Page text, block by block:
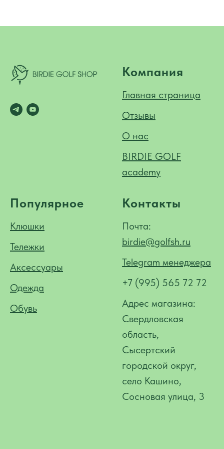
Компания
Главная страница
Отзывы
О нас
BIRDIE GOLF
academy
Популярное
Клюшки
Тележки
Аксессуары
Одежда
Обувь
Контакты
Почта:
birdie@golfsh.ru
Telegram менеджера
+7 (995) 565 72 72
Адрес магазина:
Свердловская
область,
Сысертский
городской округ,
село Кашино,
Сосновая улица, 3